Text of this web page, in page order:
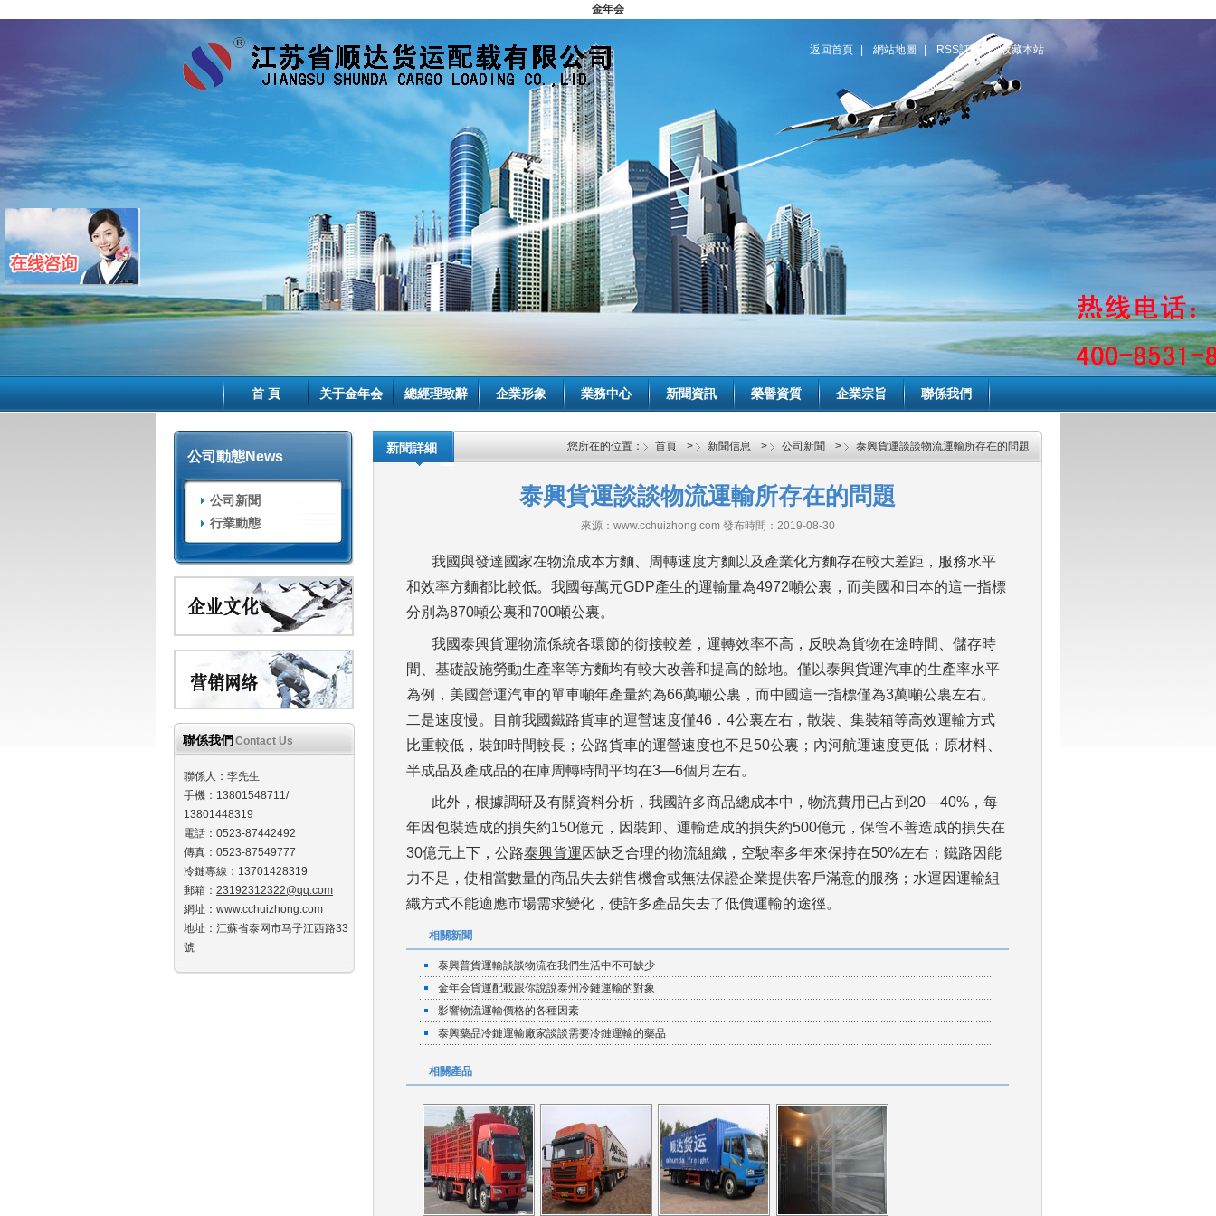
金年会
返回首頁 網站地圖 RSS訂閱 | 收藏本站
首 頁 关于金年会 總經理致辭 企業形象 業務中心 新聞資訊 榮譽資質 企業宗旨 聯係我們
公司動態News
公司新聞
行業動態
聯係我們 Contact Us
聯係人：李先生
手機：13801548711/
13801448319
電話：0523-87442492
傳真：0523-87549777
冷鏈專線：13701428319
郵箱： 23192312322@qq.com
網址：www.cchuizhong.com
地址：江蘇省泰网市马子江西路33
號
您所在的位置： 首頁 > 新聞信息 > 公司新聞 > 泰興貨運談談物流運輸所存在的問題
新聞詳細
泰興貨運談談物流運輸所存在的問題
來源：www.cchuizhong.com 發布時間：2019-08-30
我國與發達國家在物流成本方麵、周轉速度方麵以及產業化方麵存在較大差距，服務水平
和效率方麵都比較低。我國每萬元GDP產生的運輸量為4972噸公裏，而美國和日本的這一指標
分別為870噸公裏和700噸公裏。
我國泰興貨運物流係統各環節的銜接較差，運轉效率不高，反映為貨物在途時間、儲存時
間、基礎設施勞動生產率等方麵均有較大改善和提高的餘地。僅以泰興貨運汽車的生產率水平
為例，美國營運汽車的單車噸年產量約為66萬噸公裏，而中國這一指標僅為3萬噸公裏左右。
二是速度慢。目前我國鐵路貨車的運營速度僅46．4公裏左右，散裝、集裝箱等高效運輸方式
比重較低，裝卸時間較長；公路貨車的運營速度也不足50公裏；內河航運速度更低；原材料、
半成品及產成品的在庫周轉時間平均在3—6個月左右。
此外，根據調研及有關資料分析，我國許多商品總成本中，物流費用已占到20—40%，每
年因包裝造成的損失約150億元，因裝卸、運輸造成的損失約500億元，保管不善造成的損失在
30億元上下，公路泰興貨運因缺乏合理的物流組織，空駛率多年來保持在50%左右；鐵路因能
力不足，使相當數量的商品失去銷售機會或無法保證企業提供客戶滿意的服務；水運因運輸組
織方式不能適應市場需求變化，使許多產品失去了低價運輸的途徑。
相關新聞
泰興普貨運輸談談物流在我們生活中不可缺少
金年会貨運配載跟你說說泰州冷鏈運輸的對象
影響物流運輸價格的各種因素
泰興藥品冷鏈運輸廠家談談需要冷鏈運輸的藥品
相關產品